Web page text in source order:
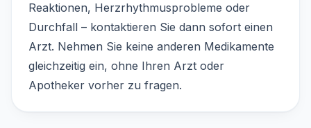
Reaktionen, Herzrhythmusprobleme oder
Durchfall – kontaktieren Sie dann sofort einen
Arzt. Nehmen Sie keine anderen Medikamente
gleichzeitig ein, ohne Ihren Arzt oder
Apotheker vorher zu fragen.